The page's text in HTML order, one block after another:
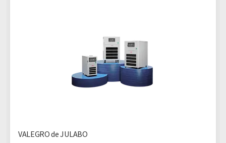
VALEGRO de JULABO